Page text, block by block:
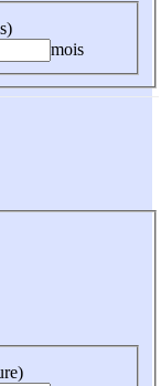
mois